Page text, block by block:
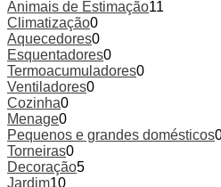
Animais de Estimação11
Climatização0
Aquecedores0
Esquentadores0
Termoacumuladores0
Ventiladores0
Cozinha0
Menage0
Pequenos e grandes domésticos
Torneiras0
Decoração5
Jardim10